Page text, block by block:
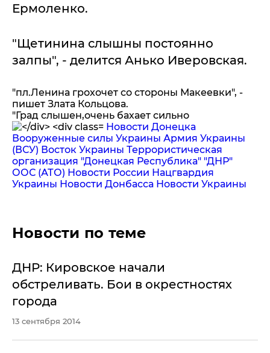
Ермоленко.
"Щетинина слышны постоянно
залпы", - делится Анько Иверовская.
"пл.Ленина грохочет со стороны Макеевки", -
пишет Злата Кольцова.
"Град слышен,очень бахает сильно
Новости Донецка
Вооруженные силы Украины Армия Украины
(ВСУ) Восток Украины Террористическая
организация "Донецкая Республика" "ДНР"
ООС (АТО) Новости России Нацгвардия
Украины Новости Донбасса Новости Украины
Новости по теме
ДНР: Кировское начали
обстреливать. Бои в окрестностях
города
13 сентября 2014